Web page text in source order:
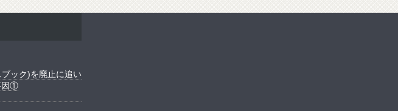
ック)を廃止に追い
因①